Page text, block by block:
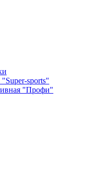
sports"
"Профи"